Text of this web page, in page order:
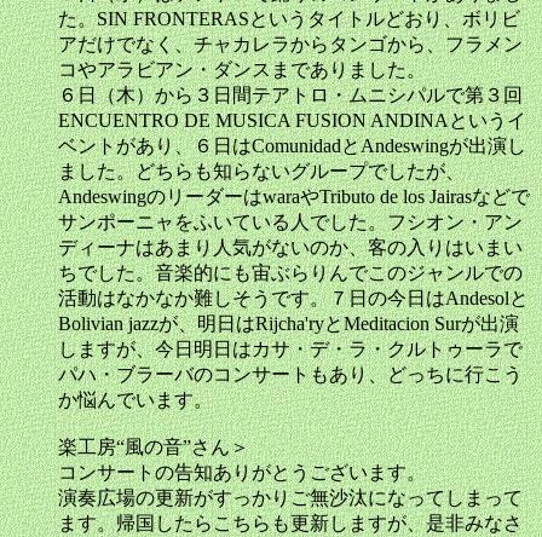
た。SIN FRONTERASというタイトルどおり、ボリビ
アだけでなく、チャカレラからタンゴから、フラメン
コやアラビアン・ダンスまでありました。
６日（木）から３日間テアトロ・ムニシパルで第３回
ENCUENTRO DE MUSICA FUSION ANDINAというイ
ベントがあり、６日はComunidadとAndeswingが出演し
ました。どちらも知らないグループでしたが、
AndeswingのリーダーはwaraやTributo de los Jairasなどで
サンポーニャをふいている人でした。フシオン・アン
ディーナはあまり人気がないのか、客の入りはいまい
ちでした。音楽的にも宙ぶらりんでこのジャンルでの
活動はなかなか難しそうです。７日の今日はAndesolと
Bolivian jazzが、明日はRijcha'ryとMeditacion Surが出演
しますが、今日明日はカサ・デ・ラ・クルトゥーラで
パハ・ブラーバのコンサートもあり、どっちに行こう
か悩んでいます。
楽工房“風の音”さん＞
コンサートの告知ありがとうございます。
演奏広場の更新がすっかりご無沙汰になってしまって
ます。帰国したらこちらも更新しますが、是非みなさ